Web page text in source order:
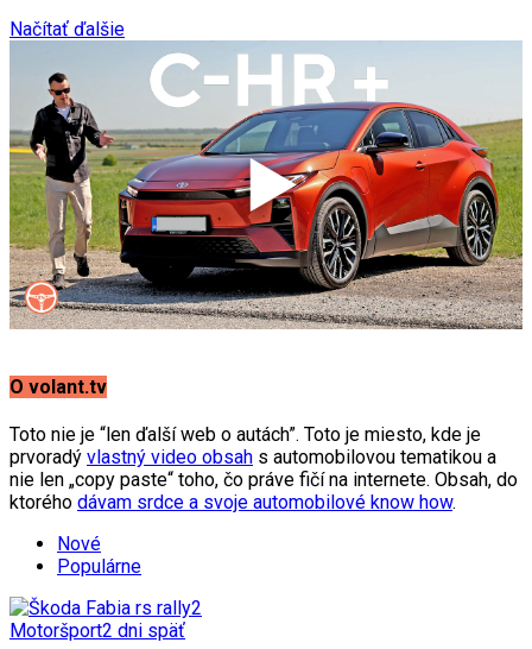
Načítať ďalšie
O volant.tv
Toto nie je “len ďalší web o autách”. Toto je miesto, kde je
prvoradý vlastný video obsah s automobilovou tematikou a
nie len „copy paste“ toho, čo práve fičí na internete. Obsah, do
ktorého dávam srdce a svoje automobilové know how.
Nové
Populárne
Motoršport2 dni späť